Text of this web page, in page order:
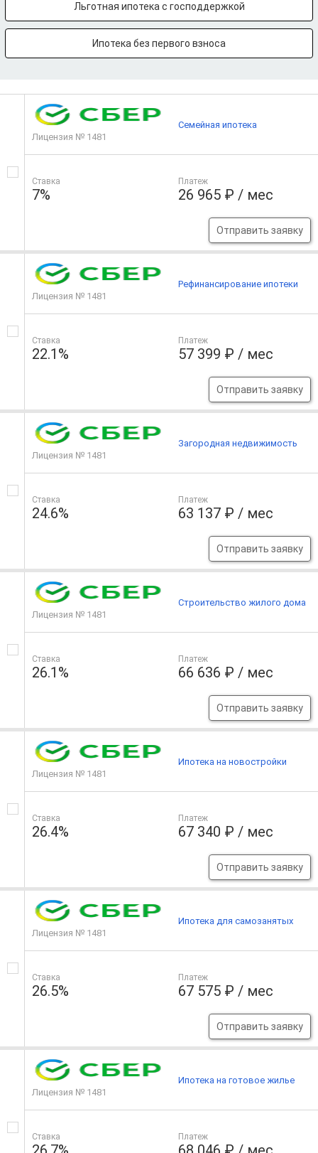
Льготная ипотека с господдержкой
Ипотека без первого взноса
Лицензия № 1481
Ставка
7%
Платеж
26 965 ₽ / мес
Отправить заявку
Семейная ипотека
Лицензия № 1481
Ставка
22.1%
Платеж
57 399 ₽ / мес
Отправить заявку
Рефинансирование ипотеки
Лицензия № 1481
Ставка
24.6%
Платеж
63 137 ₽ / мес
Отправить заявку
Загородная недвижимость
Лицензия № 1481
Ставка
26.1%
Платеж
66 636 ₽ / мес
Отправить заявку
Строительство жилого дома
Лицензия № 1481
Ставка
26.4%
Платеж
67 340 ₽ / мес
Отправить заявку
Ипотека на новостройки
Лицензия № 1481
Ставка
26.5%
Платеж
67 575 ₽ / мес
Отправить заявку
Ипотека для самозанятых
Лицензия № 1481
Ставка Платеж
Ипотека на готовое жилье